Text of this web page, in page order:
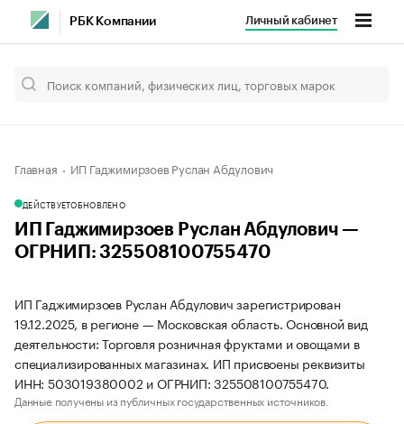
РБК Компании Личный кабинет
Главная ИП Гаджимирзоев Руслан Абдулович
ДЕЙСТВУЕТОБНОВЛЕНО
ИП Гаджимирзоев Руслан Абдулович —
ОГРНИП: 325508100755470
ИП Гаджимирзоев Руслан Абдулович зарегистрирован
19.12.2025, в регионе — Московская область. Основной вид
деятельности: Торговля розничная фруктами и овощами в
специализированных магазинах. ИП присвоены реквизиты
ИНН: 503019380002 и ОГРНИП: 325508100755470.
Данные получены из публичных государственных источников.